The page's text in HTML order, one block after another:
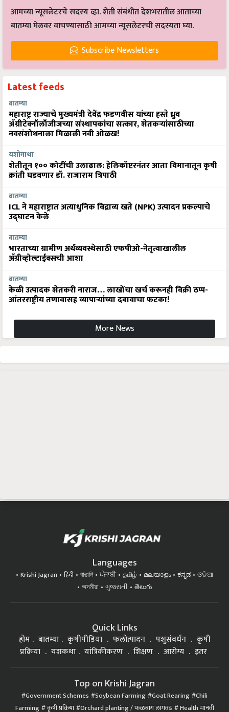
बातम्या मेलवर वाचण्यासाठी आमच्या न्यूसलेटरची सदस्यता घ्या.
Subscribe Newsletters
Latest feeds
बातम्या
महाराष्ट्र राज्याचे मुख्यमंत्री देवेंद्र फडणवीस यांच्या हस्ते ध्रुव
ॲग्रीटेक्नॉलॉजीजच्या संस्थापकांचा सत्कार, शेतकऱ्यांसाठीच्या
नवसंशोधनाला मिळाली नवी ओळख!
शेतीतून १०० कोटींची उलाढाल: हेलिकॉप्टरनंतर आता विमानातून कृषी
क्रांती घडवणार डॉ. राजाराम त्रिपाठी
ICL ने महाराष्ट्रात अत्याधुनिक विद्राव्य खते (NPK) उत्पादन प्रकल्पाचे
उद्घाटन केले
बातम्या
भारताच्या ग्रामीण अर्थव्यवस्थेसाठी एफपीओ-नेतृत्वाखालील
अ‍ॅग्रीव्होल्टाईक्सची आशा
केळी उत्पादक शेतकरी नाराज… लाखोंचा खर्च करूनही विक्री ठप्प-
आंतरराष्ट्रीय तणावासह व्यापाऱ्यांच्या दबावाचा फटका!
More News
বাঙালি ਪੰਜਾਬੀ தமிழ்
অসমীয়া
ગુજરાતી తెలుగు
कृषीपीडिया फलोत्पादन
प्रक्रिया
यशकथा यांत्रिकीकरण शिक्षण आरोग्य इतर
Government Schemes Soybean Farming Goat Rearing
Farming कृषी प्रक्रिया Orchard planting / फळबाग लागवड Health मानवी
आरोग्य